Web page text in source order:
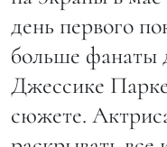
день первого
больше фанаты
Джессике
сюжете.